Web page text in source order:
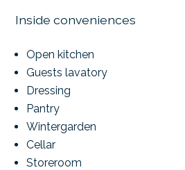
Inside conveniences
Open kitchen
Guests lavatory
Dressing
Pantry
Wintergarden
Cellar
Storeroom